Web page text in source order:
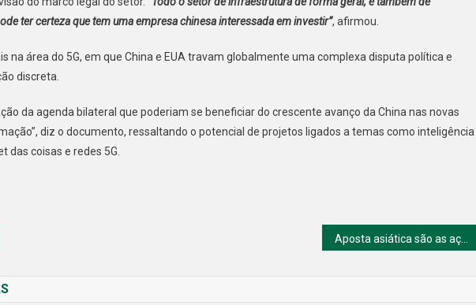
ter certeza que tem uma empresa chinesa interessada em investir”, afirmou.
na área do 5G, em que China e EUA travam globalmente uma complexa disputa política e
discreta.
da agenda bilateral que poderiam se beneficiar do crescente avanço da China nas novas
diz o documento, ressaltando o potencial de projetos ligados a temas como inteligência
das coisas e redes 5G.